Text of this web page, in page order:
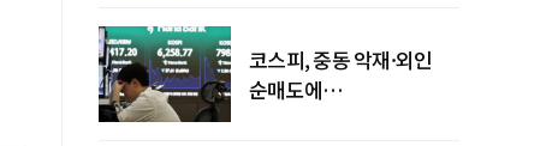
코스피, 중동 악재·외인
순매도에